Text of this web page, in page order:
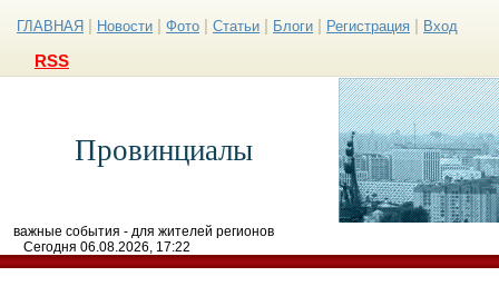
ГЛАВНАЯ Новости Фото Статьи Блоги Регистрация Вход
RSS
Провинциалы
важные события - для жителей регионов
Сегодня 06.08.2026, 17:22